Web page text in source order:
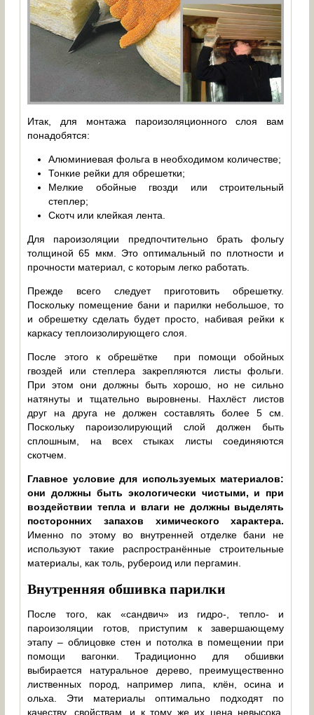
Итак, для монтажа пароизоляционного слоя вам
понадобятся:
Алюминиевая фольга в необходимом количестве;
Тонкие рейки для обрешетки;
Мелкие обойные гвозди или строительный
степлер;
Скотч или клейкая лента.
Для пароизоляции предпочтительно брать фольгу
толщиной 65 мкм. Это оптимальный по плотности и
прочности материал, с которым легко работать.
Прежде всего следует приготовить обрешетку.
Поскольку помещение бани и парилки небольшое, то
и обрешетку сделать будет просто, набивая рейки к
каркасу теплоизолирующего слоя.
После этого к обрешётке при помощи обойных
гвоздей или степлера закрепляются листы фольги.
При этом они должны быть хорошо, но не сильно
натянуты и тщательно выровнены. Нахлёст листов
друг на друга не должен составлять более 5 см.
Поскольку пароизолирующий слой должен быть
сплошным, на всех стыках листы соединяются
скотчем.
Главное условие для используемых материалов:
они должны быть экологически чистыми, и при
воздействии тепла и влаги не должны выделять
посторонних запахов химического характера.
Именно по этому во внутренней отделке бани не
используют такие распространённые строительные
материалы, как толь, рубероид или пергамин.
Внутренняя обшивка парилки
После того, как «сандвич» из гидро-, тепло- и
пароизоляции готов, приступим к завершающему
этапу – облицовке стен и потолка в помещении при
помощи вагонки. Традиционно для обшивки
выбирается натуральное дерево, преимущественно
лиственных пород, например липа, клён, осина и
ольха. Эти материалы оптимально подходят по
качеству, свойствам, и к тому же их цена невысока.